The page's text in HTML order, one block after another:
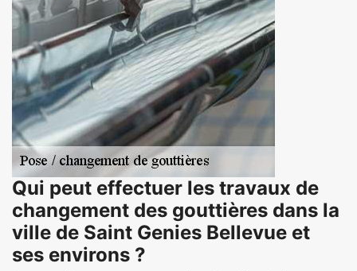
Qui peut effectuer les travaux de
changement des gouttières dans la
ville de Saint Genies Bellevue et
ses environs ?